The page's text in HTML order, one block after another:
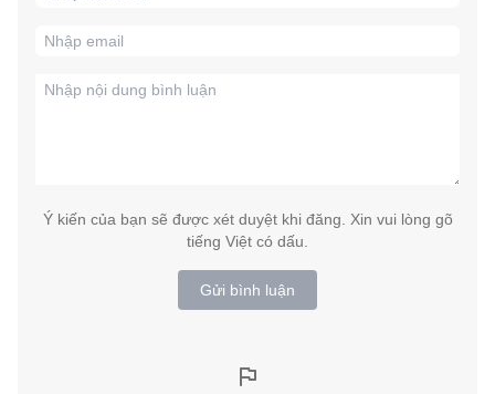
Ý kiến của bạn sẽ được xét duyệt khi đăng. Xin vui lòng gõ
tiếng Việt có dấu.
Gửi bình luận